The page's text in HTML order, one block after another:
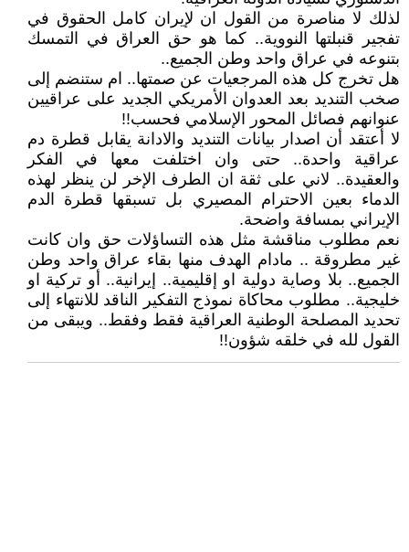
لذلك لا مناصرة من القول ان لإيران كامل الحقوق في
تفجير قنبلتها النووية.. كما هو حق العراق في التمسك
بتنوعه في عراق واحد وطن الجميع..
هل تخرج كل هذه المرجعيات عن صمتها.. ام ستنضم إلى
صخب التنديد بعد العدوان الأمريكي الجديد على عراقيين
عنوانهم فصائل المحور الإسلامي فحسب!!
لا أعتقد أن اصدار بيانات التنديد والادانة يقابل قطرة دم
عراقية واحدة.. حتى وان اختلفت معها في الفكر
والعقيدة.. لاني على ثقة ان الطرف الإخر لن ينظر لهذه
الدماء بعين الاحترام المصيري بل تسبقها قطرة الدم
الإيراني بمسافة واضحة.
نعم مطلوب مناقشة مثل هذه التساؤلات حق وان كانت
غير مطروقة .. مادام الهدف منها بقاء عراق واحد وطن
الجميع.. بلا وصاية دولية او إقليمية.. إيرانية.. أو تركية او
خليجية.. مطلوب محاكاة نموذج التفكير الناقد للانتهاء إلى
تحديد المصلحة الوطنية العراقية فقط وفقط.. ويبقى من
القول لله في خلقه شؤون!!